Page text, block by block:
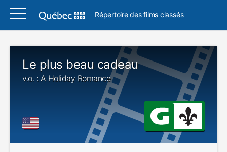
Répertoire des films classés
Le plus beau cadeau
v.o. : A Holiday Romance